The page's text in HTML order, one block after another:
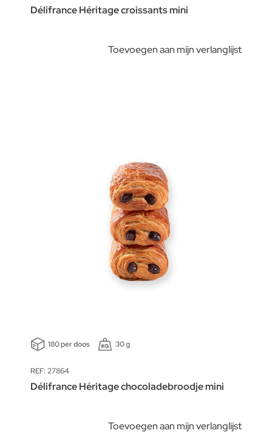
Délifrance Héritage croissants mini
Toevoegen aan mijn verlanglijst
180 per doos 30 g
REF: 27864
Délifrance Héritage chocoladebroodje mini
Toevoegen aan mijn verlanglijst